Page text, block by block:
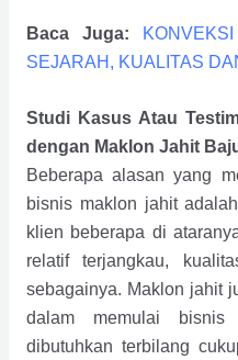
Baca Juga:
SEJARAH, KUALITAS
Studi Kasus Atau
dengan Maklon Jahit
Beberapa alasan yang
bisnis maklon jahit
klien beberapa di
relatif terjangkau,
sebagainya. Maklon jahit
dalam memulai bisnis
dibutuhkan terbilang